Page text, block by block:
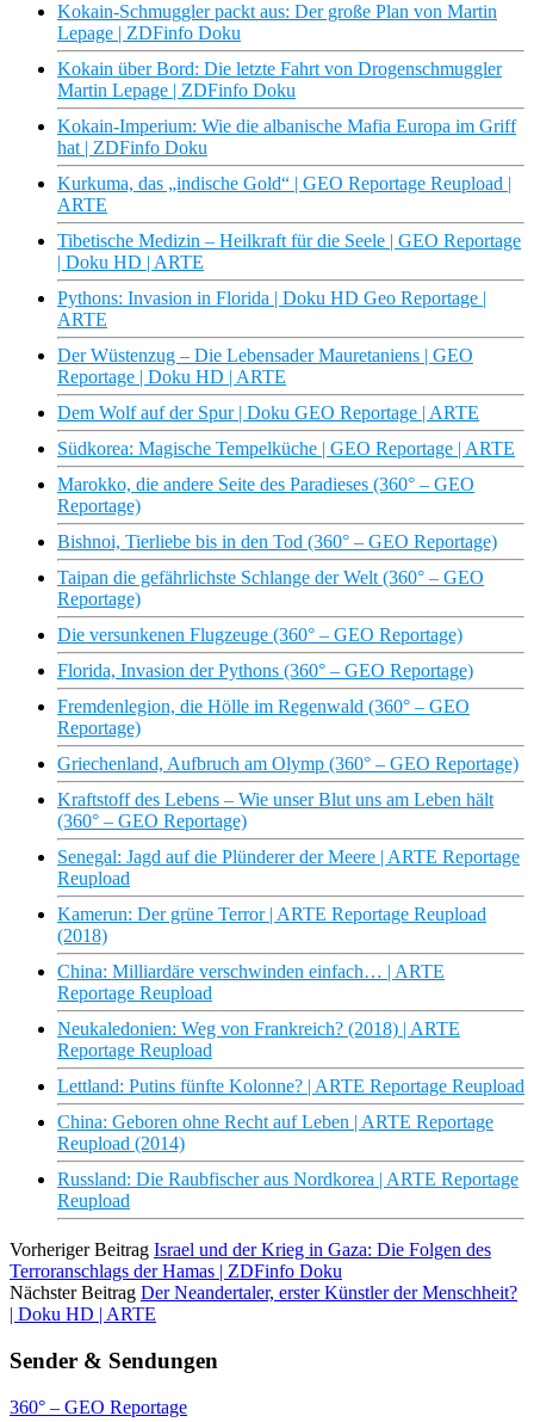
Kokain-Schmuggler packt aus: Der große Plan von Martin
Lepage | ZDFinfo Doku
Kokain über Bord: Die letzte Fahrt von Drogenschmuggler
Martin Lepage | ZDFinfo Doku
Kokain-Imperium: Wie die albanische Mafia Europa im Griff
hat | ZDFinfo Doku
Kurkuma, das „indische Gold“ | GEO Reportage Reupload |
ARTE
Tibetische Medizin – Heilkraft für die Seele | GEO Reportage
| Doku HD | ARTE
Pythons: Invasion in Florida | Doku HD Geo Reportage |
ARTE
Der Wüstenzug – Die Lebensader Mauretaniens | GEO
Reportage | Doku HD | ARTE
Dem Wolf auf der Spur | Doku GEO Reportage | ARTE
Südkorea: Magische Tempelküche | GEO Reportage | ARTE
Marokko, die andere Seite des Paradieses (360° – GEO
Reportage)
Bishnoi, Tierliebe bis in den Tod (360° – GEO Reportage)
Taipan die gefährlichste Schlange der Welt (360° – GEO
Reportage)
Die versunkenen Flugzeuge (360° – GEO Reportage)
Florida, Invasion der Pythons (360° – GEO Reportage)
Fremdenlegion, die Hölle im Regenwald (360° – GEO
Reportage)
Griechenland, Aufbruch am Olymp (360° – GEO Reportage)
Kraftstoff des Lebens – Wie unser Blut uns am Leben hält
(360° – GEO Reportage)
Senegal: Jagd auf die Plünderer der Meere | ARTE Reportage
Reupload
Kamerun: Der grüne Terror | ARTE Reportage Reupload
(2018)
China: Milliardäre verschwinden einfach… | ARTE
Reportage Reupload
Neukaledonien: Weg von Frankreich? (2018) | ARTE
Reportage Reupload
Lettland: Putins fünfte Kolonne? | ARTE Reportage Reupload
China: Geboren ohne Recht auf Leben | ARTE Reportage
Reupload (2014)
Russland: Die Raubfischer aus Nordkorea | ARTE Reportage
Reupload
Vorheriger Beitrag Israel und der Krieg in Gaza: Die Folgen des
Terroranschlags der Hamas | ZDFinfo Doku
Nächster Beitrag Der Neandertaler, erster Künstler der Menschheit?
| Doku HD | ARTE
Sender & Sendungen
360° – GEO Reportage